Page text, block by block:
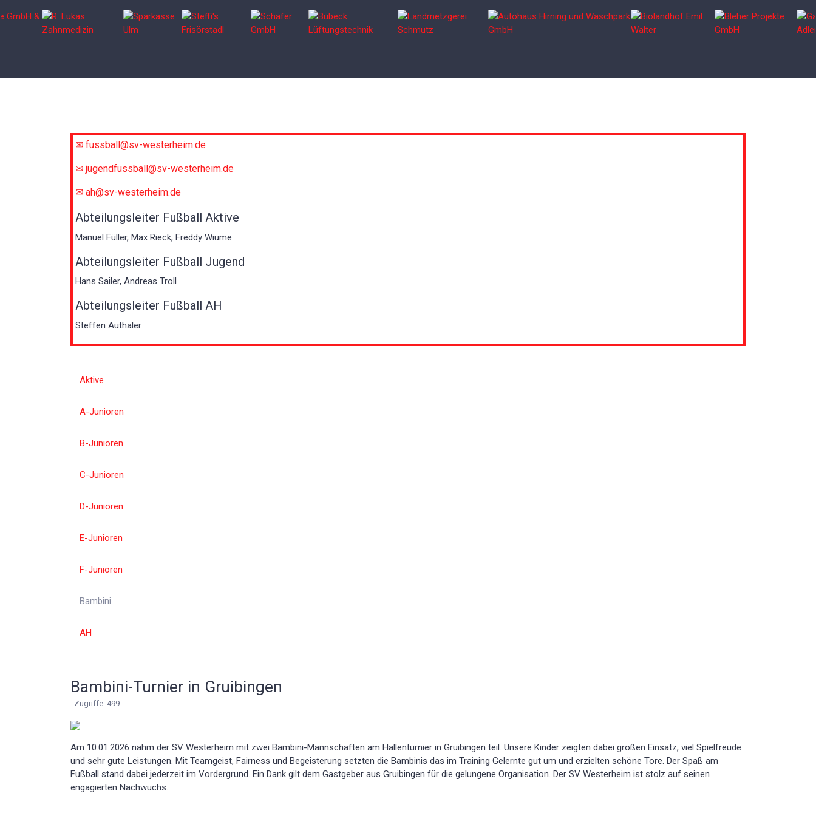
Bambini-Turnier in Gruibingen
Zugriffe: 499
Am 10.01.2026 nahm der SV Westerheim mit zwei Bambini-Mannschaften am Hallenturnier in Gruibingen teil. Unsere Kinder zeigten dabei großen Einsatz, viel Spielfreude
und sehr gute Leistungen. Mit Teamgeist, Fairness und Begeisterung setzten die Bambinis das im Training Gelernte gut um und erzielten schöne Tore. Der Spaß am
Fußball stand dabei jederzeit im Vordergrund. Ein Dank gilt dem Gastgeber aus Gruibingen für die gelungene Organisation. Der SV Westerheim ist stolz auf seinen
engagierten Nachwuchs.
✉ fussball@sv-westerheim.de
✉ jugendfussball@sv-westerheim.de
✉ ah@sv-westerheim.de
Abteilungsleiter Fußball Aktive
Manuel Füller, Max Rieck, Freddy Wiume
Abteilungsleiter Fußball Jugend
Hans Sailer, Andreas Troll
Abteilungsleiter Fußball AH
Steffen Authaler
Aktive
A-Junioren
B-Junioren
C-Junioren
D-Junioren
E-Junioren
F-Junioren
Bambini
AH